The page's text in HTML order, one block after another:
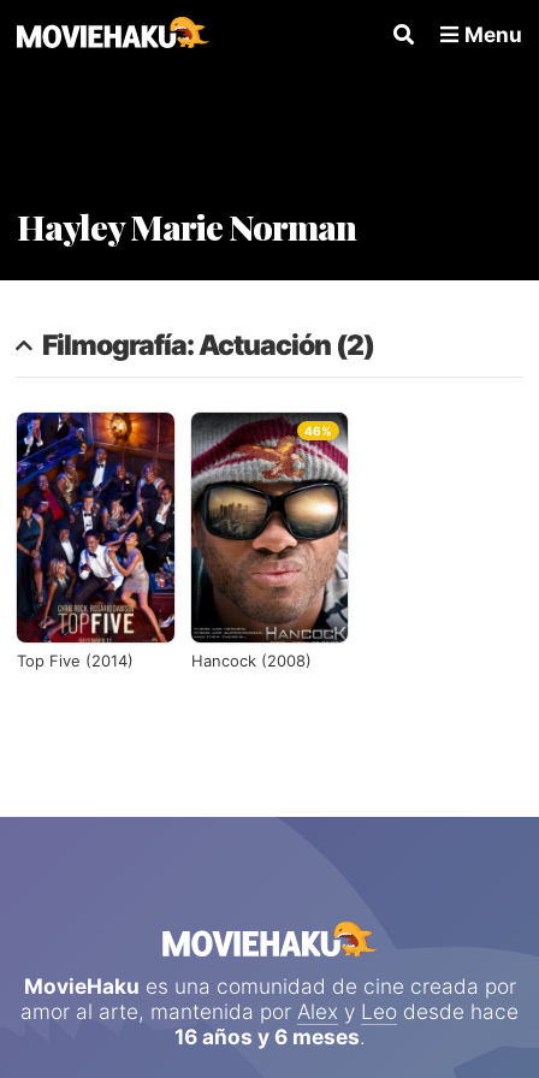
Menu
Hayley Marie Norman
Filmografía: Actuación (2)
Top Five (2014) Hancock (2008)
46%
MovieHaku es una comunidad de cine creada por
amor al arte, mantenida por Alex y Leo desde hace
16 años y 6 meses.